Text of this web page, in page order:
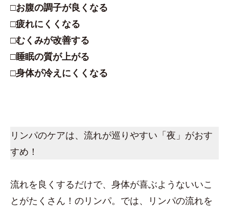
□お腹の調子が良くなる
□疲れにくくなる
□むくみが改善する
□睡眠の質が上がる
□身体が冷えにくくなる
リンパのケアは、流れが巡りやすい「夜」がおす
すめ！
流れを良くするだけで、身体が喜ぶようないいこ
とがたくさん！のリンパ。では、リンパの流れを